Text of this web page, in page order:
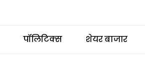
पॉलिटिक्स शेयर बाजार